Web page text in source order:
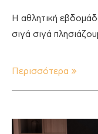
Η αθλητική
σιγά σιγά
Περισσότερα